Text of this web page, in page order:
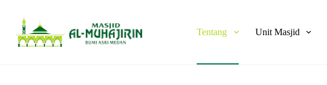
content
Tentang Unit Masjid